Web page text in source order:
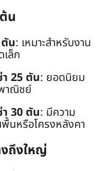
น
น: เหมาะสำหรับงาน
เล็ก
า 25 ตัน: ยอดนิยม
าณิชย์
า 30 ตัน: มีความ
นหรือโครงหลังคา
ถึงใหญ่